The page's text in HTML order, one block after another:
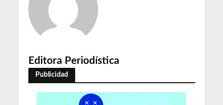
Editora Periodística
Publicidad